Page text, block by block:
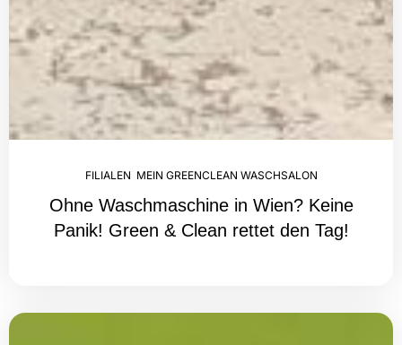
FILIALEN MEIN GREENCLEAN WASCHSALON
Ohne Waschmaschine in Wien? Keine
Panik! Green & Clean rettet den Tag!